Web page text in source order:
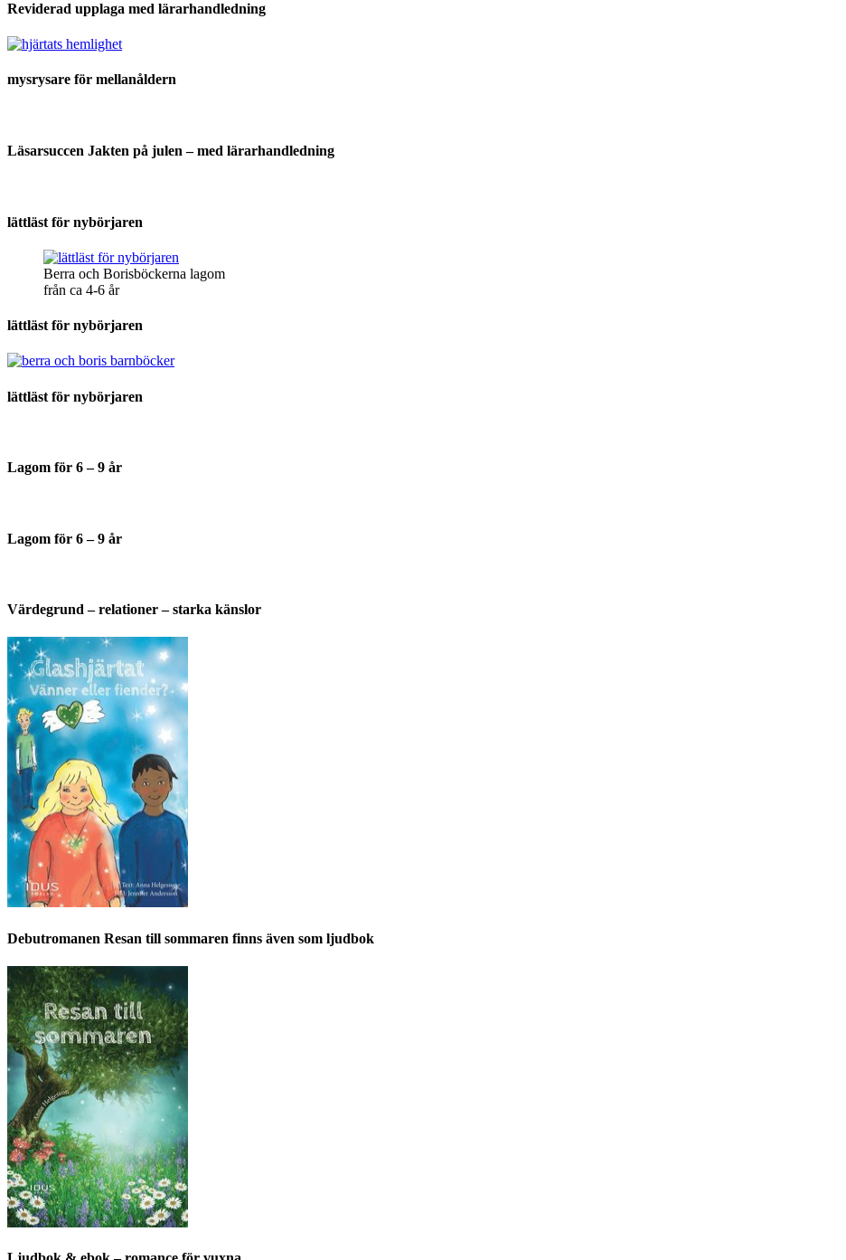
Reviderad upplaga med lärarhandledning
mysrysare för mellanåldern
Läsarsuccen Jakten på julen – med lärarhandledning
lättläst för nybörjaren
Berra och Borisböckerna lagom
från ca 4-6 år
lättläst för nybörjaren
lättläst för nybörjaren
Lagom för 6 – 9 år
Lagom för 6 – 9 år
Värdegrund – relationer – starka känslor
Debutromanen Resan till sommaren finns även som ljudbok